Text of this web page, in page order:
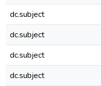
dc.subject
dc.subject
dc.subject
dc.subject